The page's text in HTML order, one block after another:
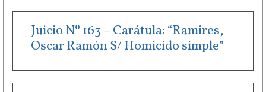
Juicio Nº 163 – Carátula: “Ramires,
Oscar Ramón S/ Homicido simple”